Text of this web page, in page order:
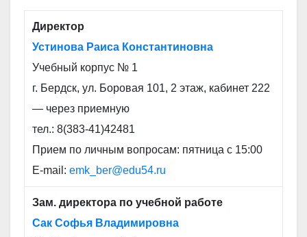
Директор
Устинова Раиса Константиновна
Учебный корпус № 1
г. Бердск, ул. Боровая 101, 2 этаж, кабинет 222
— через приемную
тел.: 8(383-41)42481
Прием по личным вопросам: пятница с 15:00
E-mail: emk_ber@edu54.ru
Зам. директора по учебной работе
Сак Софья Владимировна